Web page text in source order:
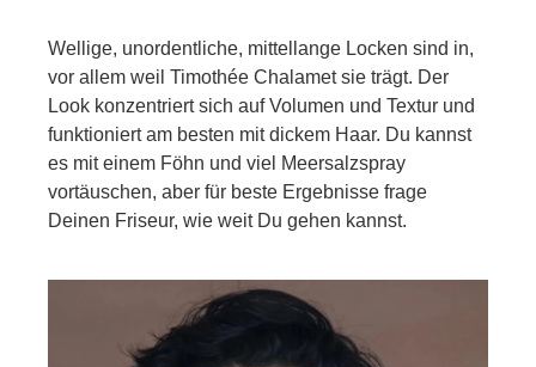
Wellige, unordentliche, mittellange Locken sind in,
vor allem weil Timothée Chalamet sie trägt. Der
Look konzentriert sich auf Volumen und Textur und
funktioniert am besten mit dickem Haar. Du kannst
es mit einem Föhn und viel Meersalzspray
vortäuschen, aber für beste Ergebnisse frage
Deinen Friseur, wie weit Du gehen kannst.